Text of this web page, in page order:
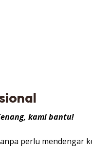
kami bantu!
perlu mendengar